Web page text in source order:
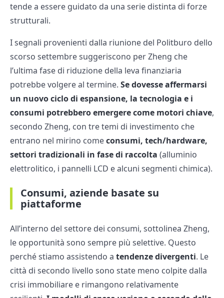
tende a essere guidato da una serie distinta di forze
strutturali.
I segnali provenienti dalla riunione del Politburo dello
scorso settembre suggeriscono per Zheng che
l’ultima fase di riduzione della leva finanziaria
potrebbe volgere al termine. Se dovesse affermarsi
un nuovo ciclo di espansione, la tecnologia e i
consumi potrebbero emergere come motori chiave,
secondo Zheng, con tre temi di investimento che
entrano nel mirino comeconsumi, tech/hardware,
settori tradizionali in fase di raccolta (alluminio
elettrolitico, i pannelli LCD e alcuni segmenti chimica).
Consumi, aziende basate su
piattaforme
All’interno del settore dei consumi, sottolinea Zheng,
le opportunità sono sempre più selettive. Questo
perché stiamo assistendo a tendenze divergenti. Le
città di secondo livello sono state meno colpite dalla
crisi immobiliare e rimangono relativamente